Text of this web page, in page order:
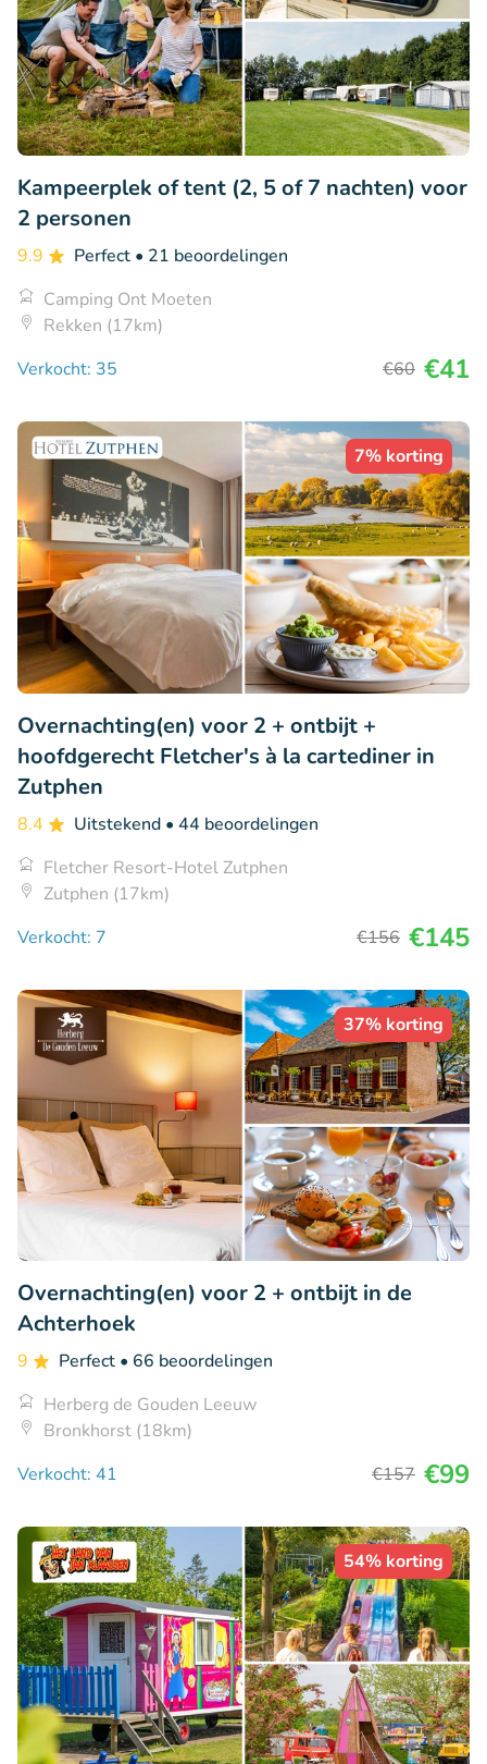
Kampeerplek of tent (2, 5 of 7 nachten) voor
2 personen
9.9 Perfect • 21 beoordelingen
Camping Ont Moeten
Rekken (17km)
Verkocht: 35
€60 €41
7% korting
Overnachting(en) voor 2 + ontbijt +
hoofdgerecht Fletcher's à la cartediner in
Zutphen
8.4 Uitstekend • 44 beoordelingen
Fletcher Resort-Hotel Zutphen
Zutphen (17km)
Verkocht: 7
€156 €145
37% korting
Overnachting(en) voor 2 + ontbijt in de
Achterhoek
9 Perfect • 66 beoordelingen
Herberg de Gouden Leeuw
Bronkhorst (18km)
Verkocht: 41
€157 €99
54% korting